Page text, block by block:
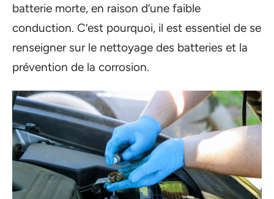
batterie morte, en raison d’une faible
conduction. C’est pourquoi, il est essentiel de se
renseigner sur le nettoyage des batteries et la
prévention de la corrosion.